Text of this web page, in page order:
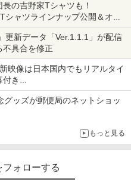
の吉野家Tシャツも！
シャツラインナップ公開＆オン
更新データ「Ver.1.1.1」が配信
不具合を修正
映像は日本国内でもリアルタイ
き
グッズが郵便局のネットショッ
もっと見る
フォローする